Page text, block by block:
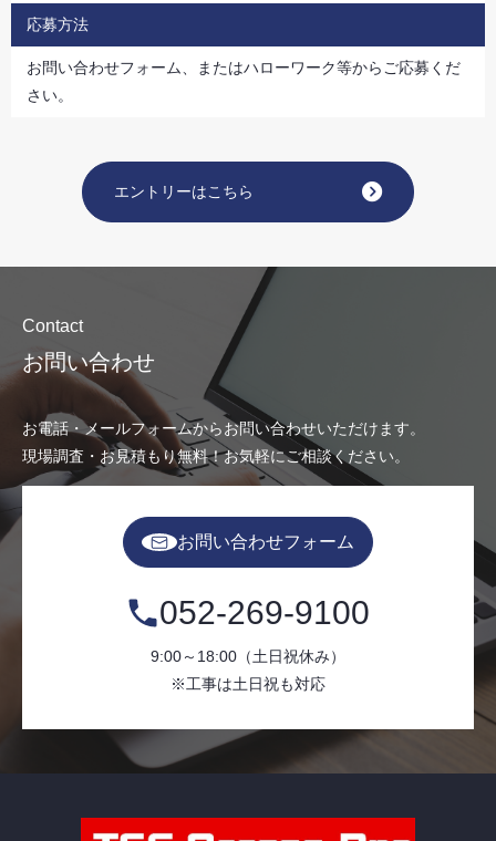
応募方法
お問い合わせフォーム、またはハローワーク等からご応募くだ
さい。
エントリーはこちら
Contact
お問い合わせ
お電話・メールフォームからお問い合わせいただけます。
現場調査・お見積もり無料！お気軽にご相談ください。
お問い合わせフォーム
052-269-9100
9:00～18:00（土日祝休み）
※工事は土日祝も対応